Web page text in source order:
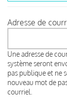
Adresse de
Une adresse de
système seront
pas publique et ne
nouveau mot de
courriel.